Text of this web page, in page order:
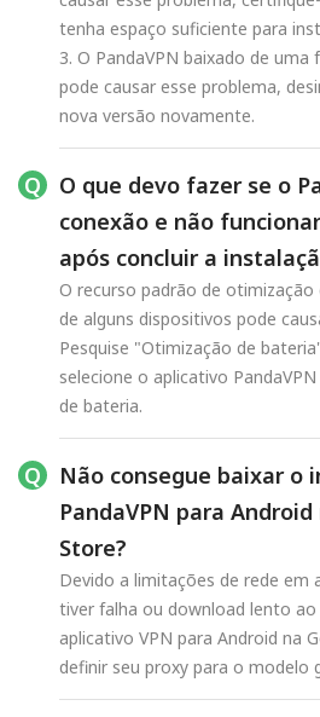
tenha espaço suficiente para
3. O PandaVPN baixado de
pode causar esse problema,
nova versão novamente.
O que devo fazer se o
conexão e não
após concluir a
O recurso padrão de
de alguns dispositivos pode
Pesquise "Otimização de
selecione o aplicativo
de bateria.
Não consegue baixar o
PandaVPN para
Store?
Devido a limitações de rede em
tiver falha ou download lento
aplicativo VPN para Android na
definir seu proxy para o modelo